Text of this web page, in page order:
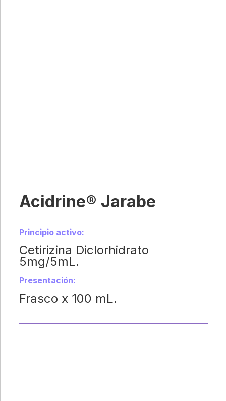
Acidrine® Jarabe
Principio activo:
Cetirizina Diclorhidrato
5mg/5mL.
Presentación:
Frasco x 100 mL.